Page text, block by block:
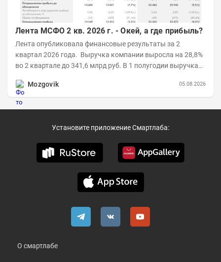
Лента МСФО 2 кв. 2026 г. - Окей, а где прибыль?
Лента опубликовала финансовые результаты за 2
квартал 2026 года. Выручка компании выросла на 28,8%
во 2 квартале до 341,6 млрд руб. В 1 полугодии выручка
Mozgovik
05.08.2026
Установите приложение Смартлаба:
О смартлабе